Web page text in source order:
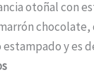
otoñal con
y es